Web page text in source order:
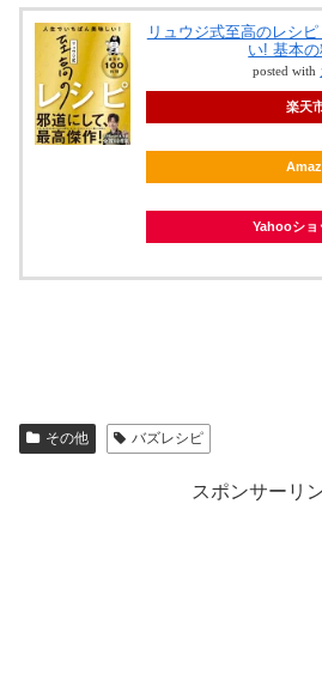
リュウジ式至高のレシ
い! 基本
posted with
楽天
Yahooショ
その他 バズレシピ
スポンサーリ